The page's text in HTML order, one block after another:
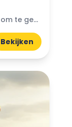
Picknicken is een heerlijke manier om te genieten van de natuur in Nederland. Of je nu met vrienden, je partner of het gezin op pad gaat, er zijn tal van...
Bekijken